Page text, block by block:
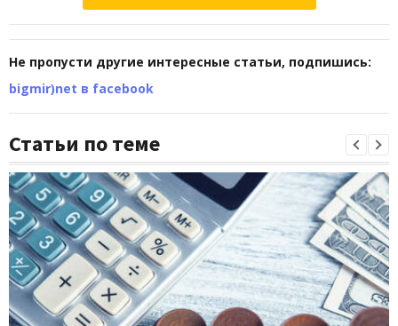
Не пропусти другие интересные статьи, подпишись:
bigmir)net в facebook
Статьи по теме